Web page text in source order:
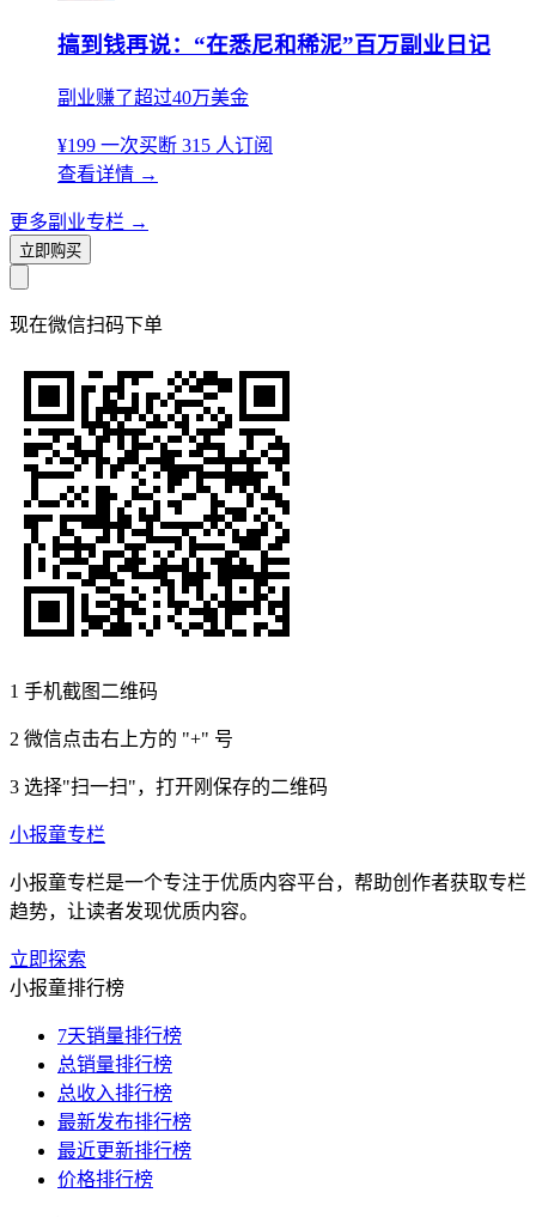
搞到钱再说：“在悉尼和稀泥”百万副业日记
副业赚了超过40万美金
¥199 一次买断 315 人订阅
查看详情 →
更多副业专栏 →
立即购买
现在微信扫码下单
1 手机截图二维码
2 微信点击右上方的 "+" 号
3 选择"扫一扫"，打开刚保存的二维码
小报童专栏
小报童专栏是一个专注于优质内容平台，帮助创作者获取专栏
趋势，让读者发现优质内容。
立即探索
小报童排行榜
7天销量排行榜
总销量排行榜
总收入排行榜
最新发布排行榜
最近更新排行榜
价格排行榜